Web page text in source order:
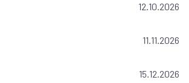
12.10.2026
11.11.2026
15.12.2026